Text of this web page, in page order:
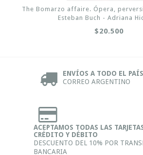
The Bomarzo affaire. Ópera,
Esteban Buch - Adriana
$20.500
ENVÍOS A TODO EL PAÍS
CORREO ARGENTINO
ACEPTAMOS TODAS LAS
CRÉDITO Y DÉBITO
DESCUENTO DEL 10% POR
BANCARIA